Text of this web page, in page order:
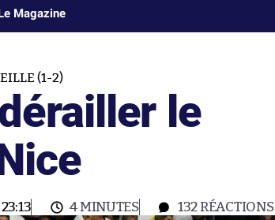
Magazine
(1-2)
le
4 MINUTES 132RÉACTIONS